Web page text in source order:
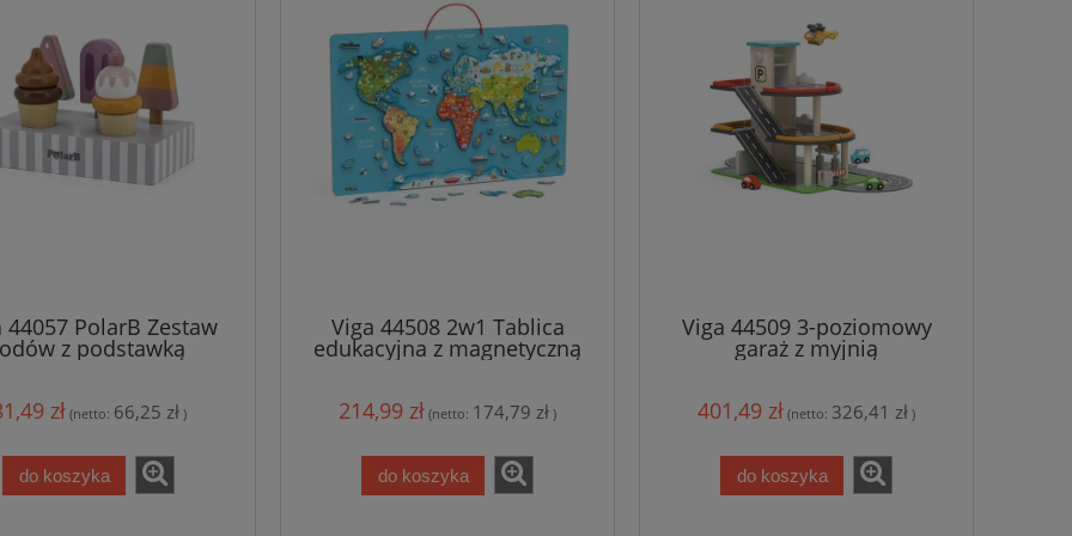
44057 PolarB Zestaw
z podstawką
zł (netto: 66,25 zł)
do koszyka
Viga 44508 2w1 Tablica
edukacyjna z magnetyczną
mapą świata
214,99 zł (netto: 174,79 zł )
do koszyka
Viga 44509 3-poziomowy
garaż z myjnią
401,49 zł (netto: 326,41 zł )
do koszyka